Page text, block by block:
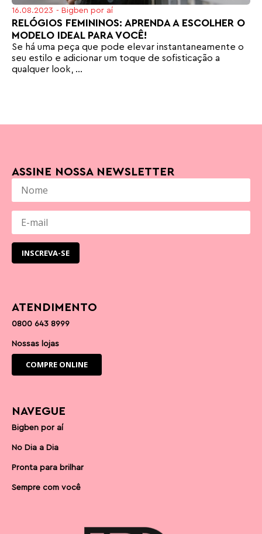
16.08.2023 - Bigben por aí
RELÓGIOS FEMININOS: APRENDA A ESCOLHER O
MODELO IDEAL PARA VOCÊ!
Se há uma peça que pode elevar instantaneamente o
seu estilo e adicionar um toque de sofisticação a
qualquer look, ...
NAVEGUE
Bigben por aí
No Dia a Dia
Pronta para brilhar
Sempre com você
ATENDIMENTO
0800 643 8999
Nossas lojas
COMPRE ONLINE
ASSINE NOSSA NEWSLETTER